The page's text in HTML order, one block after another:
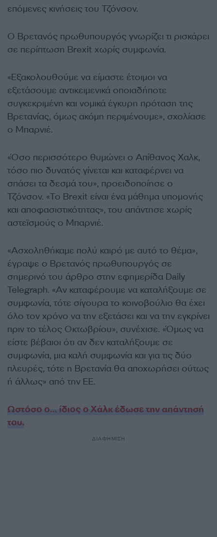
επόμενες κινήσεις του Τζόνσον.
Ο Βρετανός πρωθυπουργός γνωρίζει τι ρισκάρει
σε περίπτωση Brexit χωρίς συμφωνία.
«Εξακολουθούμε να είμαστε έτοιμοι να
εξετάσουμε αντικειμενικά οποιαδήποτε
συγκεκριμένη και νομικά έγκυρη πρόταση της
Βρετανίας, όμως ακόμη περιμένουμε», σχολίασε
ο Μπαρνιέ.
«Όσο περισσότερο θυμώνει ο Απίθανος Χαλκ,
τόσο πιο δυνατός γίνεται και καταφέρνει να
σπάσει τα δεσμά του», προειδοποίησε ο
Τζόνσον. «Το Brexit είναι ένα μάθημα υπομονής
και αποφασιστικότητας», του απάντησε χωρίς
αστεϊσμούς ο Μπαρνιέ.
«Ασχοληθήκαμε πολύ καιρό με αυτό το θέμα»,
έγραψε ο Βρετανός πρωθυπουργός σε
σημερινό του άρθρο στην εφημερίδα Daily
Telegraph. «Αν καταφέρουμε να καταλήξουμε σε
συμφωνία, τότε σίγουρα το κοινοβούλιο θα έχει
όλο τον χρόνο να την εξετάσει και να την εγκρίνει
πριν το τέλος Οκτωβρίου», συνέχισε. «Όμως να
είστε βέβαιοι ότι αν δεν καταλήξουμε σε
συμφωνία, μια καλή συμφωνία και για τις δύο
πλευρές, τότε η Βρετανία θα αποχωρήσει ούτως
ή άλλως» από την ΕΕ.
Ωστόσο ο… ίδιος ο Χάλκ έδωσε την απάντησή
του.
ΔΙΑΦΗΜΙΣΗ